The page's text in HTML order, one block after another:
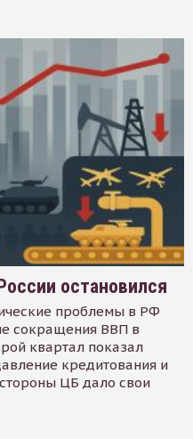
остановился
проблемы в РФ
сокращения ВВП в
квартал показал
кредитования и
ЦБ дало свои